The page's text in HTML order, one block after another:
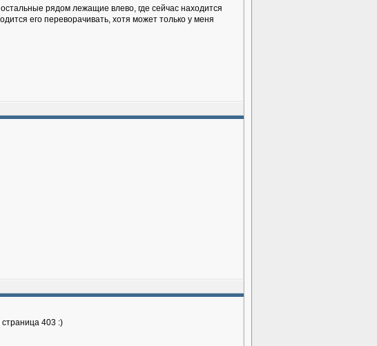
рядом лежащие влево, где сейчас находится
его переворачивать, хотя может только у меня
403 :)